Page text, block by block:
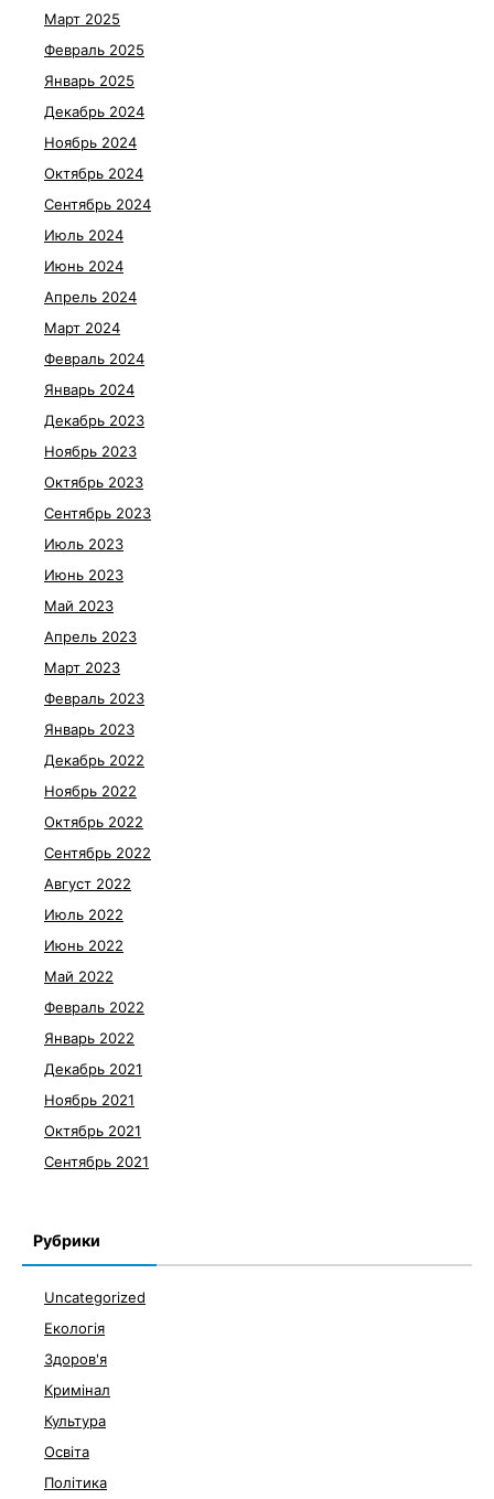
Март 2025
Февраль 2025
Январь 2025
Декабрь 2024
Ноябрь 2024
Октябрь 2024
Сентябрь 2024
Июль 2024
Июнь 2024
Апрель 2024
Март 2024
Февраль 2024
Январь 2024
Декабрь 2023
Ноябрь 2023
Октябрь 2023
Сентябрь 2023
Июль 2023
Июнь 2023
Май 2023
Апрель 2023
Март 2023
Февраль 2023
Январь 2023
Декабрь 2022
Ноябрь 2022
Октябрь 2022
Сентябрь 2022
Август 2022
Июль 2022
Июнь 2022
Май 2022
Февраль 2022
Январь 2022
Декабрь 2021
Ноябрь 2021
Октябрь 2021
Сентябрь 2021
Рубрики
Uncategorized
Екологія
Здоров'я
Кримінал
Культура
Освіта
Політика